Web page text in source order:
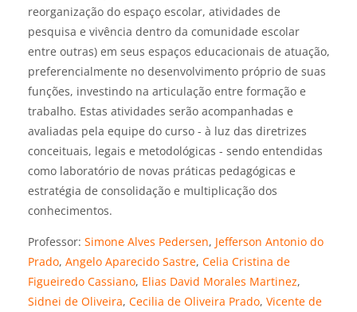
reorganização do espaço escolar, atividades de
pesquisa e vivência dentro da comunidade escolar
entre outras) em seus espaços educacionais de atuação,
preferencialmente no desenvolvimento próprio de suas
funções, investindo na articulação entre formação e
trabalho. Estas atividades serão acompanhadas e
avaliadas pela equipe do curso - à luz das diretrizes
conceituais, legais e metodológicas - sendo entendidas
como laboratório de novas práticas pedagógicas e
estratégia de consolidação e multiplicação dos
conhecimentos.
Professor: Simone Alves Pedersen, Jefferson Antonio do
Prado, Angelo Aparecido Sastre, Celia Cristina de
Figueiredo Cassiano, Elias David Morales Martinez,
Sidnei de Oliveira, Cecilia de Oliveira Prado, Vicente de